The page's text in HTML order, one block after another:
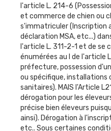
l'article L. 214-6
et commerce de chien ou
s'immatriculer (Inscription
déclaration MSA, etc...)
l'article L. 311-2-1 et de
énumérées au I de l'article
préfecture, possession
ou spécifique, installations
sanitaires). MAIS l'Article
dérogation pour les
précise bien éleveurs
ainsi). Dérogation à
etc.. Sous certaines